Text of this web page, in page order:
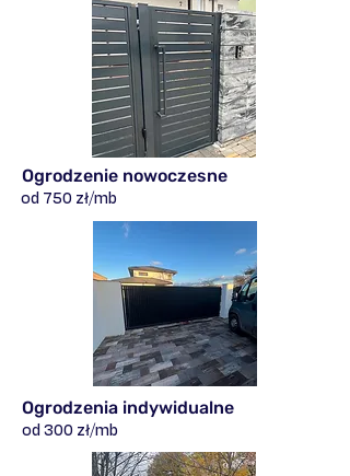
Ogrodzenie nowoczesne
od 750 zł/mb
Ogrodzenia indywidualne
od 300 zł/mb